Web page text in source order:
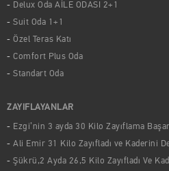
Delux Oda AİLE ODASI 2+1
Suit Oda 1+1
Özel Teras Katı
Comfort Plus Oda
Standart Oda
ZAYIFLAYANLAR
Ezgi’nin 3 ayda 30 Kilo Zayıflama
Ali Emir 31 Kilo Zayıfladı ve Kaderini
Şükrü,2 Ayda 26,5 Kilo Zayıfladı Ve